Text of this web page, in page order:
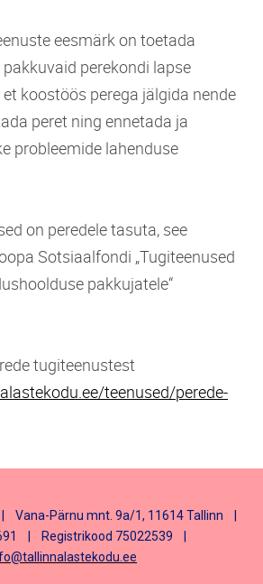
eesmärk on toetada
perekondi lapse
koostöös perega jälgida nende
peret ning ennetada ja
probleemide lahenduse
on peredele tasuta, see
Sotsiaalfondi „Tugiteenused
pakkujatele“
tugiteenustest
teenused/perede-
Vana-Pärnu mnt. 9a/1, 11614 Tallinn |
| Registrikood 75022539 |